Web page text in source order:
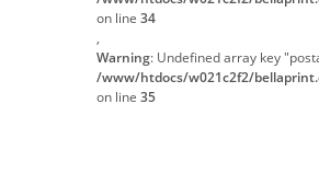
on line 34
,
Warning: Undefined array key
/www/htdocs/w021c2f2/
on line 35